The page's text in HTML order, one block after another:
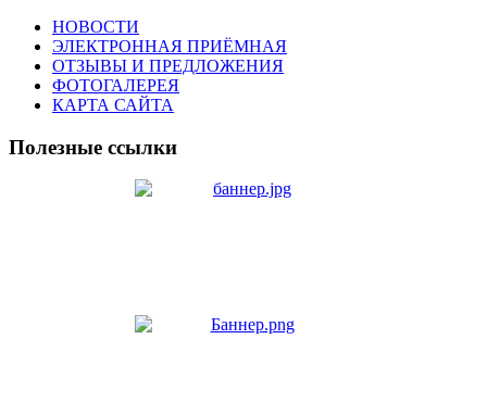
НОВОСТИ
ЭЛЕКТРОННАЯ ПРИЁМНАЯ
ОТЗЫВЫ И ПРЕДЛОЖЕНИЯ
ФОТОГАЛЕРЕЯ
КАРТА САЙТА
Полезные ссылки